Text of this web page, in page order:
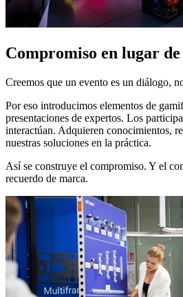
Compromiso en lugar
Creemos que un evento es un diálogo,
Por eso introducimos elementos de
presentaciones de expertos. Los
interactúan. Adquieren conocimientos,
nuestras soluciones en la práctica.
Así se construye el compromiso. Y el
recuerdo de marca.